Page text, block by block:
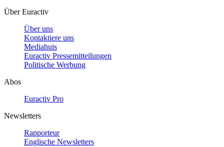
Über Euractiv
Über uns
Kontaktiere uns
Mediahuis
Euractiv Pressemitteilungen
Politische Werbung
Abos
Euractiv Pro
Newsletters
Rapporteur
Englische Newsletters